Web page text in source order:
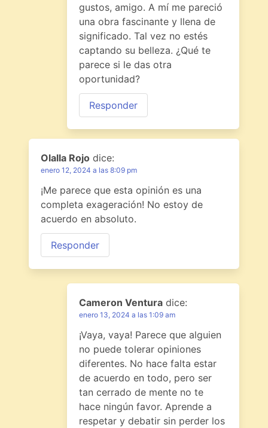
gustos, amigo. A mí me pareció
una obra fascinante y llena de
significado. Tal vez no estés
captando su belleza. ¿Qué te
parece si le das otra
oportunidad?
Responder
Olalla Rojo dice:
enero 12, 2024 a las 8:09 pm
¡Me parece que esta opinión es una
completa exageración! No estoy de
acuerdo en absoluto.
Responder
Cameron Ventura dice:
enero 13, 2024 a las 1:09 am
¡Vaya, vaya! Parece que alguien
no puede tolerar opiniones
diferentes. No hace falta estar
de acuerdo en todo, pero ser
tan cerrado de mente no te
hace ningún favor. Aprende a
respetar y debatir sin perder los